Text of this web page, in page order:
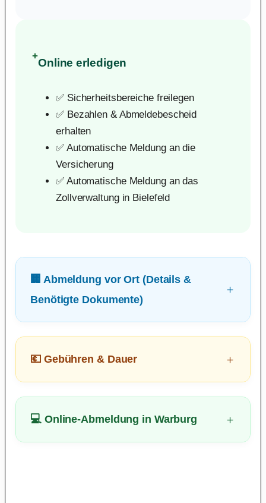
+
Online erledigen
✅ Sicherheitsbereiche freilegen
✅ Bezahlen & Abmeldebescheid
erhalten
✅ Automatische Meldung an die
Versicherung
✅ Automatische Meldung an das
Zollverwaltung in Bielefeld
🏢 Abmeldung vor Ort (Details &
Benötigte Dokumente)
💶 Gebühren & Dauer
💻 Online-Abmeldung in Warburg